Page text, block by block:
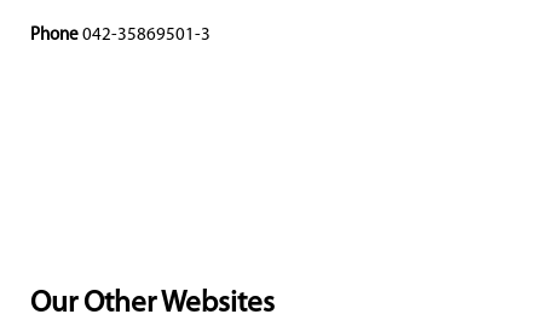
Phone 042-35869501-3
Our Other Websites